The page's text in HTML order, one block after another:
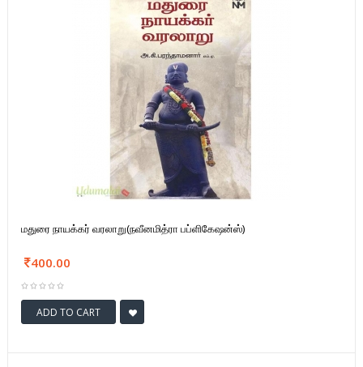
மதுரை நாயக்கர் வரலாறு(நவீனமித்ரா பப்ளிகேஷன்ஸ்)
400.00
ADD TO CART